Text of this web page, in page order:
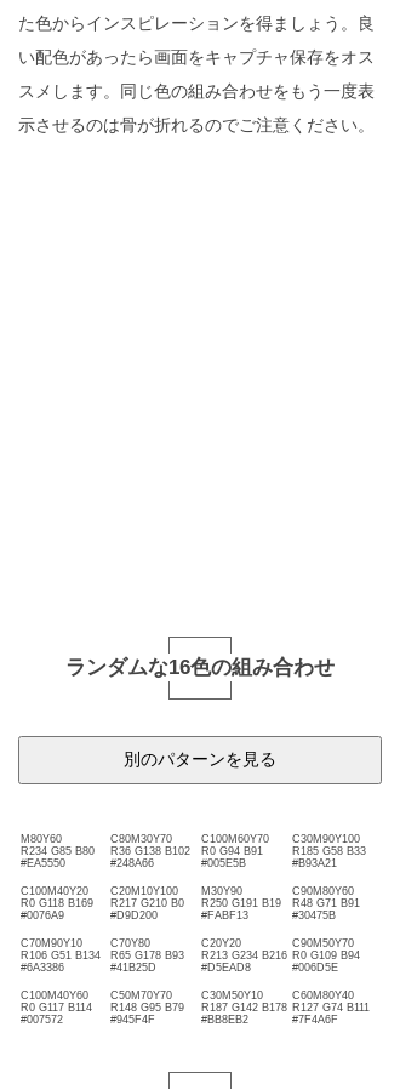
た色からインスピレーションを得ましょう。良
い配色があったら画面をキャプチャ保存をオス
スメします。同じ色の組み合わせをもう一度表
示させるのは骨が折れるのでご注意ください。
ランダムな16色の組み合わせ
別のパターンを見る
M80Y60
R234 G85 B80
#EA5550
C80M30Y70
R36 G138 B102
#248A66
C100M60Y70
R0 G94 B91
#005E5B
C30M90Y100
R185 G58 B33
#B93A21
C100M40Y20
R0 G118 B169
#0076A9
C20M10Y100
R217 G210 B0
#D9D200
M30Y90
R250 G191 B19
#FABF13
C90M80Y60
R48 G71 B91
#30475B
C70M90Y10
R106 G51 B134
#6A3386
C70Y80
R65 G178 B93
#41B25D
C20Y20
R213 G234 B216
#D5EAD8
C90M50Y70
R0 G109 B94
#006D5E
C100M40Y60
R0 G117 B114
#007572
C50M70Y70
R148 G95 B79
#945F4F
C30M50Y10
R187 G142 B178
#BB8EB2
C60M80Y40
R127 G74 B111
#7F4A6F